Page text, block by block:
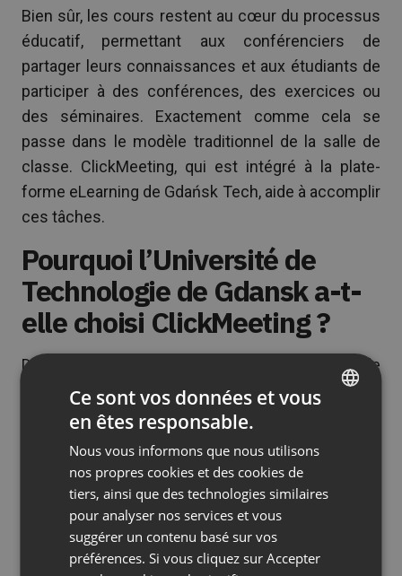
Bien sûr, les cours restent au cœur du processus
éducatif, permettant aux conférenciers de
partager leurs connaissances et aux étudiants de
participer à des conférences, des exercices ou
des séminaires. Exactement comme cela se
passe dans le modèle traditionnel de la salle de
classe. ClickMeeting, qui est intégré à la plate-
forme eLearning de Gdańsk Tech, aide à accomplir
ces tâches.
Pourquoi l’Université de
Technologie de Gdansk a-t-
elle choisi ClickMeeting ?
Dans le cas des universités, l’organisation de
l’apprentissage à distance est un processus
exigeant. Dès le départ, il est nécessaire de
besoins réels des individus avec les attentes du
public. Et ceux-ci sont très divers : ils utilisent de
nombreux appareils, et leurs compétences
techniques peuvent différer considérablement de
l’un à l’autre.
FRENCH
GERMAN
Ce sont vos données et vous
en êtes responsable.
Nous vous informons que nous utilisons
nos propres cookies et des cookies de
tiers, ainsi que des technologies similaires
pour analyser nos services et vous
suggérer un contenu basé sur vos
préférences. Si vous cliquez sur Accepter